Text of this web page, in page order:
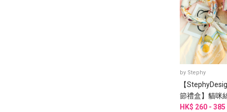
by Stephy
【
節禮盒】貓咪
金貓咪三環絲
HK$ 260 - 385